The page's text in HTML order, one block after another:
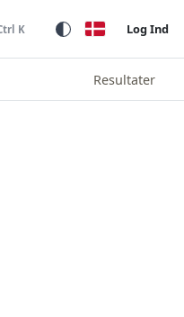
K Log Ind
Resultater